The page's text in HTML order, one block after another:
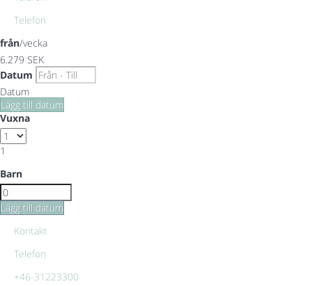
Telefon
från/vecka
6.279 SEK
Datum
Datum
Lägg till datum
Vuxna
1
Barn
Lägg till datum
Kontakt
Telefon
+46-31223300